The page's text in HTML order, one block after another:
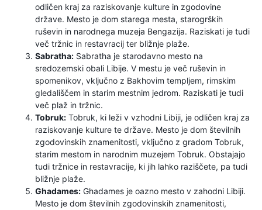
odličen kraj za raziskovanje kulture in zgodovine
države. Mesto je dom starega mesta, starogrških
ruševin in narodnega muzeja Bengazija. Raziskati je tudi
več tržnic in restavracij ter bližnje plaže.
Sabratha: Sabratha je starodavno mesto na
sredozemski obali Libije. V mestu je več ruševin in
spomenikov, vključno z Bakhovim templjem, rimskim
gledališčem in starim mestnim jedrom. Raziskati je tudi
več plaž in tržnic.
Tobruk: Tobruk, ki leži v vzhodni Libiji, je odličen kraj za
raziskovanje kulture te države. Mesto je dom številnih
zgodovinskih znamenitosti, vključno z gradom Tobruk,
starim mestom in narodnim muzejem Tobruk. Obstajajo
tudi tržnice in restavracije, ki jih lahko raziščete, pa tudi
bližnje plaže.
Ghadames: Ghadames je oazno mesto v zahodni Libiji.
Mesto je dom številnih zgodovinskih znamenitosti,